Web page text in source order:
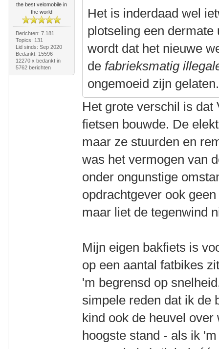
the best velomobile in
the world
Berichten: 7.181
Topics: 131
Lid sinds: Sep 2020
Bedankt: 15596
12270 x bedankt in
5762 berichten
Het is inderdaad wel
plotseling een
wordt dat het nieuwe
de fabrieksmatig
ongemoeid zijn gelaten.
Het grote verschil is dat
fietsen bouwde. De
maar ze stuurden en
was het vermogen van
onder ongunstige
opdrachtgever ook
maar liet de tegenwind
Mijn eigen bakfiets is
op een aantal fatbikes
'm begrensd op
simpele reden dat ik de
kind ook de heuvel
hoogste stand - als ik